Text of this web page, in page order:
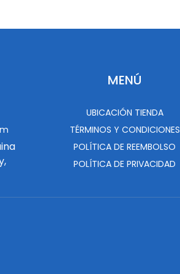
MENÚ
UBICACIÓN TIENDA
TÉRMINOS Y CONDICIONES
POLÍTICA DE REEMBOLSO
POLÍTICA DE PRIVACIDAD